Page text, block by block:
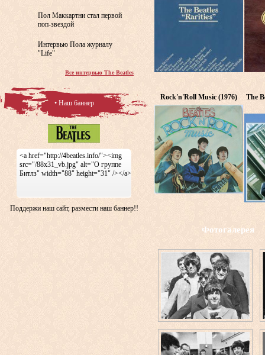
Rock'n'Roll Music (1976) The
Фотогалерея
Пол Маккартни стал первой
поп-звездой
Интервью Пола журналу
"Life"
Все интервью The Beatles
• Наш баннер
<a href="http://4beatles.info/"><img
src="/88x31_vb.jpg" alt="О группе
Битлз" width="88" height="31" /></a>
Поддержи наш сайт, размести наш баннер!!